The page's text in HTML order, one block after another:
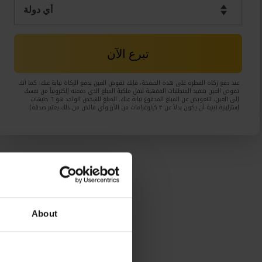
About
تبرع الآن
عند دفع زكاة الفطرة على هذه الصفحة، فإنك تفوض العين بدفع الزكاة نيابة عنك. كما أنك
تفوض العين بتنفيذ المتطلبات الفقهية لنقل ملكية المبلغ الذي دفعته إلكترونياً من نفسك
إلى العين، للتعويض عن المبلغ المدفوع نيابة عنك. المبلغ للشخص الواحد هو ٦ جنيهات
إسترلينية (بنية أن يكون بدلاً عن ٣ كيلوغرامات من الأرز وأي فائض من ذلك يعتبر صدقة).